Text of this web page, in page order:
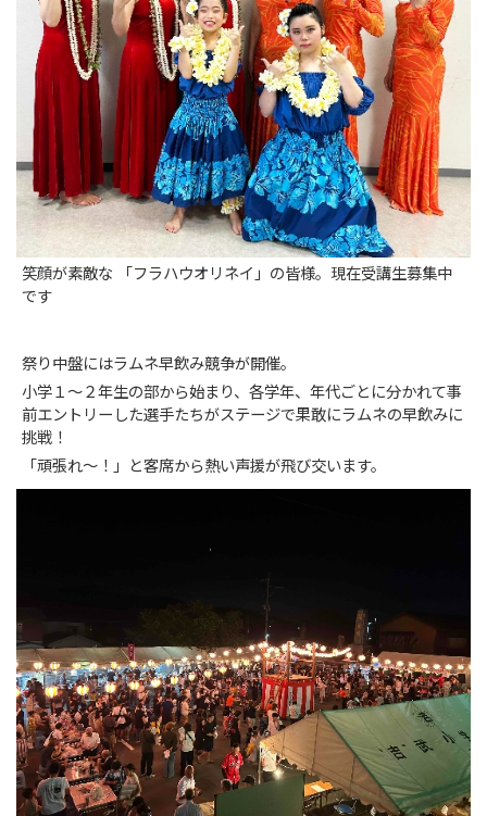
笑顔が素敵な 「フラハウオリネイ」の皆様。現在受講生募集中
です
祭り中盤にはラムネ早飲み競争が開催。
小学１〜２年生の部から始まり、各学年、年代ごとに分かれて事
前エントリーした選手たちがステージで果敢にラムネの早飲みに
挑戦！
「頑張れ〜！」と客席から熱い声援が飛び交います。